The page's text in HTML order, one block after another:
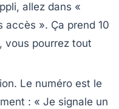
allez dans «
accès ». Ça prend 10
vous pourrez tout
Le numéro est le
: « Je signale un